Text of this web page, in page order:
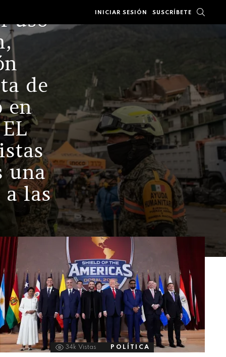
INICIAR SESIÓN SUSCRÍBETE
uso
de
en
una
a las
34k Vistas POLÍTICA